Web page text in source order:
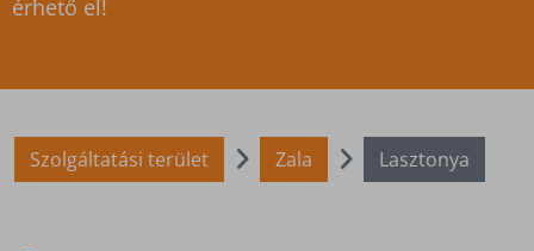
érhető el!
Szolgáltatási terület Zala Lasztonya